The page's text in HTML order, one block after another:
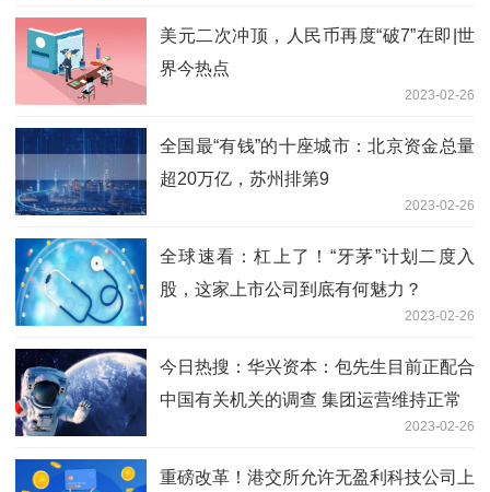
美元二次冲顶，人民币再度“破7”在即|世
界今热点
2023-02-26
全国最“有钱”的十座城市：北京资金总量
超20万亿，苏州排第9
2023-02-26
全球速看：杠上了！“牙茅”计划二度入
股，这家上市公司到底有何魅力？
2023-02-26
今日热搜：华兴资本：包先生目前正配合
中国有关机关的调查 集团运营维持正常
2023-02-26
重磅改革！港交所允许无盈利科技公司上